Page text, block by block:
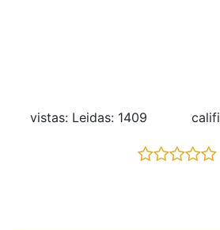
vistas: Leidas: 1409